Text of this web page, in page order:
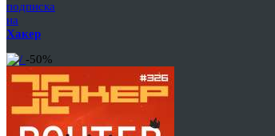
подписка
на
Хакер
-50%